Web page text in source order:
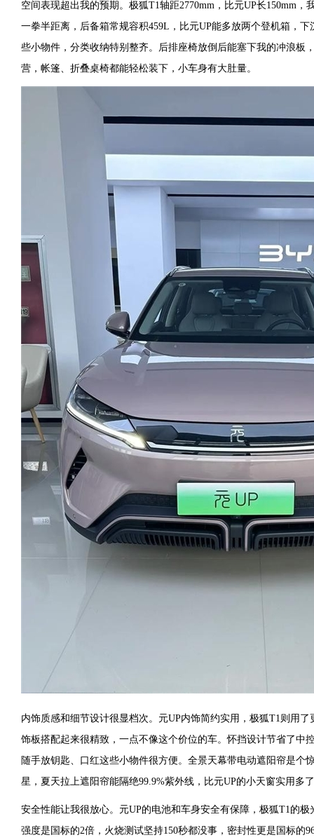
空间表现超出我的预期。极狐T1轴距2770mm，比元UP长150mm，
一拳半距离，后备箱常规容积459L，比元UP能多放两个登机箱，
些小物件，分类收纳特别整齐。后排座椅放倒后能塞下我的冲浪板
营，帐篷、折叠桌椅都能轻松装下，小车身有大肚量。
内饰质感和细节设计很显档次。元UP内饰简约实用，极狐T1则用
饰板搭配起来很精致，一点不像这个价位的车。怀挡设计节省了中
随手放钥匙、口红这些小物件很方便。全景天幕带电动遮阳帘是个
星，夏天拉上遮阳帘能隔绝99.9%紫外线，比元UP的小天窗实用多
安全性能让我很放心。元UP的电池和车身安全有保障，极狐T1的
强度是国标的2倍，火烧测试坚持150秒都没事，密封性更是国标的